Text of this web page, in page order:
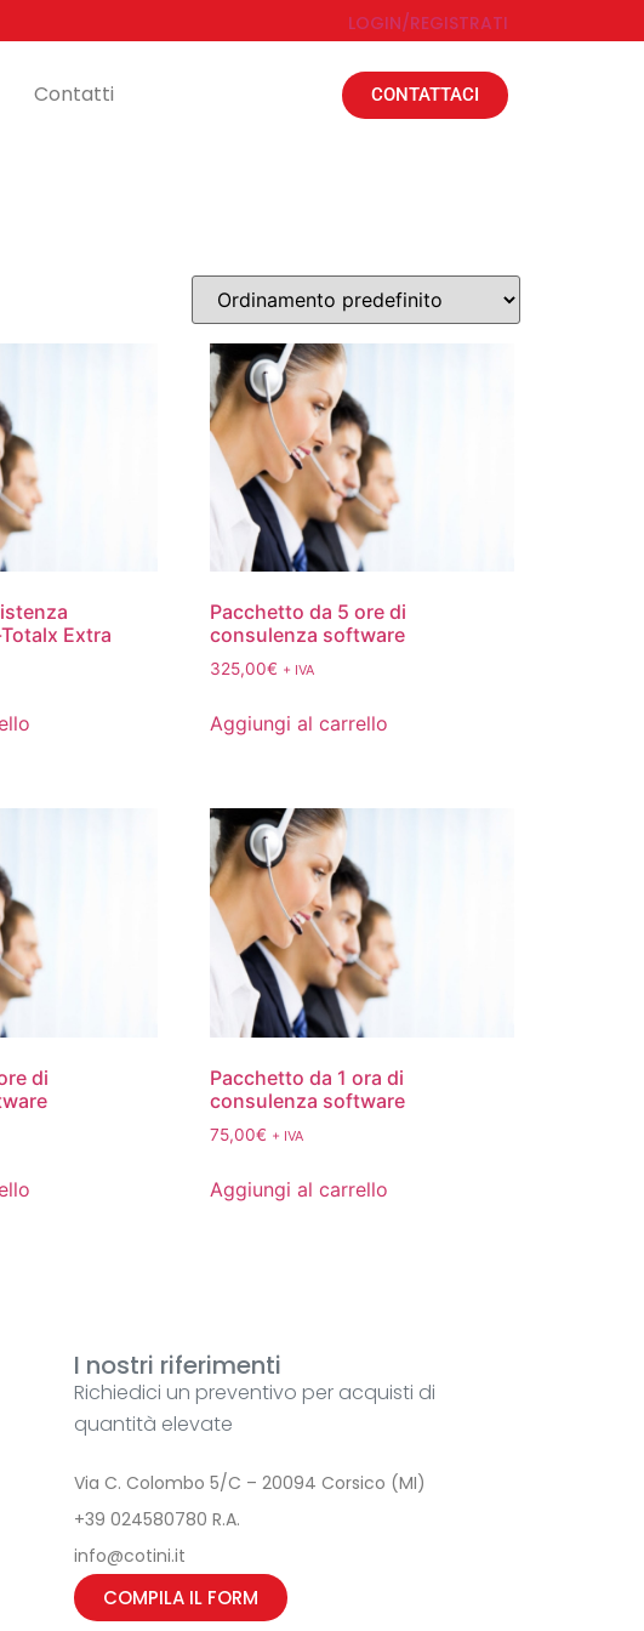
LOGIN/REGISTRATI
Contatti CONTATTACI
Extra
Pacchetto da 5 ore di
consulenza software
325,00€ + IVA
Aggiungi al carrello
di
Pacchetto da 1 ora di
consulenza software
75,00€ + IVA
Aggiungi al carrello
I nostri riferimenti
Richiedici un preventivo per acquisti di
quantità elevate
Via C. Colombo 5/C – 20094 Corsico (MI)
+39 024580780 R.A.
info@cotini.it
COMPILA IL FORM